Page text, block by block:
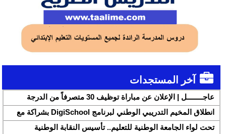
آخر المستجدات
عاجــــــــل | الإعلان عن مباراة توظيف 30 متصرفاً من الدرجة
الثانية بقطاع الشباب
انطلاق المخيم التدريبي الوطني لبرنامج DigiSchool بشراكة مع
شركة هواوي المغرب
تحت لواء الجامعة الوطنية للتعليم.. تأسيس النقابة الوطنية